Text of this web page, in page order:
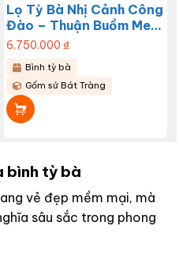
Lọ Tỳ Bà Nhị Cảnh Công
Đào – Thuận Buồm Men
Lam Bát Tràng BT-
LTB01
6.750.000 ₫
Bình tỳ bà
Gốm sứ Bát Tràng
bình tỳ bà
vẻ đẹp mềm mại, mà
sâu sắc trong phong